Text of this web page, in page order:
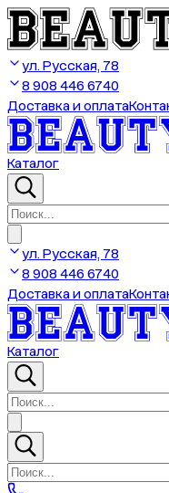
ул. Русская, 78
8 908 446 6740
Доставка и оплата
Каталог
ул. Русская, 78
8 908 446 6740
Доставка и оплата
Каталог